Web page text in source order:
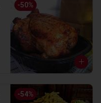
-50%
-54%